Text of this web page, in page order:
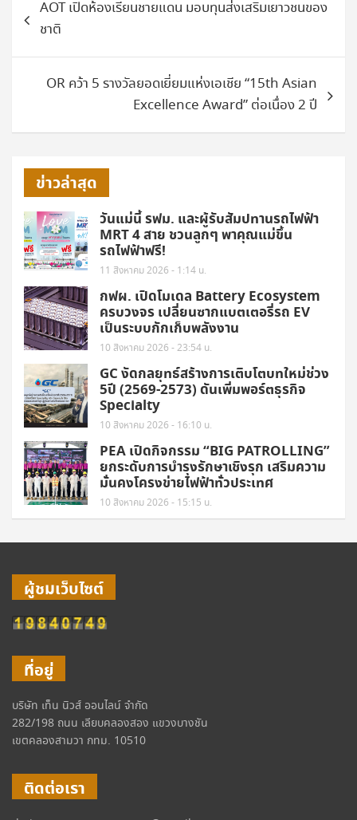
เรื่องAOT เปิดห้องเรียนชายแดน มอบทุนส่งเสริมเยาวชนของ
ชาติ
OR คว้า 5 รางวัลยอดเยี่ยมแห่งเอเชีย “15th Asian
Excellence Award” ต่อเนื่อง 2 ปี
ข่าวล่าสุด
วันแม่นี้ รฟม. และผู้รับสัมปทานรถไฟฟ้า
MRT 4 สาย ชวนลูกๆ พาคุณแม่ขึ้น
รถไฟฟ้าฟรี!
11 สิงหาคม 2026 - 1:14 น.
กฟผ. เปิดโมเดล Battery Ecosystem
ครบวงจร เปลี่ยนซากแบตเตอรี่รถ EV
เป็นระบบกักเก็บพลังงาน
10 สิงหาคม 2026 - 23:54 น.
GC งัดกลยุทธ์สร้างการเติบโตบทใหม่ช่วง
5ปี (2569-2573) ดันเพิ่มพอร์ตธุรกิจ
Specialty
10 สิงหาคม 2026 - 16:10 น.
PEA เปิดกิจกรรม “BIG PATROLLING”
ยกระดับการบำรุงรักษาเชิงรุก เสริมความ
มั่นคงโครงข่ายไฟฟ้าทั่วประเทศ
10 สิงหาคม 2026 - 15:15 น.
ผู้ชมเว็บไซต์
ที่อยู่
บริษัท เท็น นิวส์ ออนไลน์ จำกัด
282/198 ถนน เลียบคลองสอง แขวงบางชัน
เขตคลองสามวา กทม. 10510
ติดต่อเรา